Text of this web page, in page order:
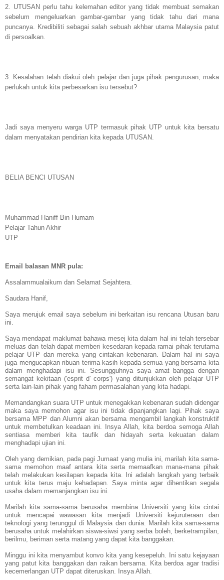
2. UTUSAN perlu tahu kelemahan editor yang tidak membuat semakan
sebelum mengeluarkan gambar-gambar yang tidak tahu dari mana
puncanya. Kredibiliti sebagai salah sebuah akhbar utama Malaysia patut
di persoalkan.
3. Kesalahan telah diakui oleh pelajar dan juga pihak pengurusan, maka
perlukah untuk kita perbesarkan isu tersebut?
Jadi saya menyeru warga UTP termasuk pihak UTP untuk kita bersatu
dalam menyatakan pendirian kita kepada UTUSAN.
BELIA BENCI UTUSAN
Muhammad Haniff Bin Humam
Pelajar Tahun Akhir
UTP
Email balasan MNR pula:
Assalammualaikum dan Selamat Sejahtera.
Saudara Hanif,
Saya merujuk email saya sebelum ini berkaitan isu rencana Utusan baru
ini.
Saya mendapat maklumat bahawa mesej kita dalam hal ini telah tersebar
meluas dan telah dapat memberi kesedaran kepada ramai pihak terutama
pelajar UTP dan mereka yang cintakan kebenaran. Dalam hal ini saya
juga mengucapkan ribuan terima kasih kepada semua yang bersama kita
dalam menghadapi isu ini. Sesungguhnya saya amat bangga dengan
semangat kekitaan ('esprit d' corps') yang ditunjukkan oleh pelajar UTP
serta lain-lain pihak yang faham permasalahan yang kita hadapi.
Memandangkan suara UTP untuk menegakkan kebenaran sudah didengar
maka saya memohon agar isu ini tidak dipanjangkan lagi. Pihak saya
bersama MPP dan Alumni akan bersama mengambil langkah konstruktif
untuk membetulkan keadaan ini. Insya Allah, kita berdoa semoga Allah
sentiasa memberi kita taufik dan hidayah serta kekuatan dalam
menghadapi ujian ini.
Oleh yang demikian, pada pagi Jumaat yang mulia ini, marilah kita sama-
sama memohon maaf antara kita serta memaafkan mana-mana pihak
telah melakukan kesilapan kepada kita. Ini adalah langkah yang terbaik
untuk kita terus maju kehadapan. Saya minta agar dihentikan segala
usaha dalam memanjangkan isu ini.
Marilah kita sama-sama berusaha membina Universiti yang kita cintai
untuk mencapai wawasan kita menjadi Universiti kejuruteraan dan
teknologi yang terunggul di Malaysia dan dunia. Marilah kita sama-sama
berusaha untuk melahirkan siswa-siwsi yang serba boleh, berketrampilan,
berilmu, beriman serta matang yang dapat kita banggakan.
Minggu ini kita menyambut konvo kita yang kesepeluh. Ini satu kejayaan
yang patut kita banggakan dan raikan bersama. Kita berdoa agar tradisi
kecemerlangan UTP dapat diteruskan. Insya Allah.